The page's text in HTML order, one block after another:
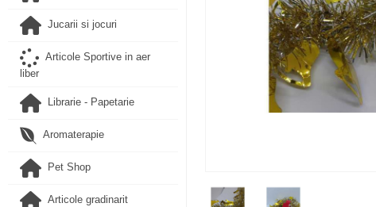
Jucarii si jocuri
Articole Sportive in aer
liber
Librarie - Papetarie
Aromaterapie
Pet Shop
Articole gradinarit